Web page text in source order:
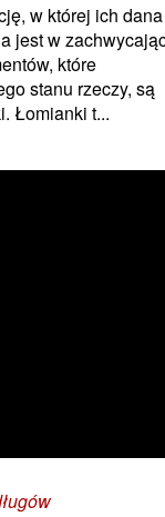
w której ich dana
jest w
które
stanu rzeczy, są
Łomianki t...